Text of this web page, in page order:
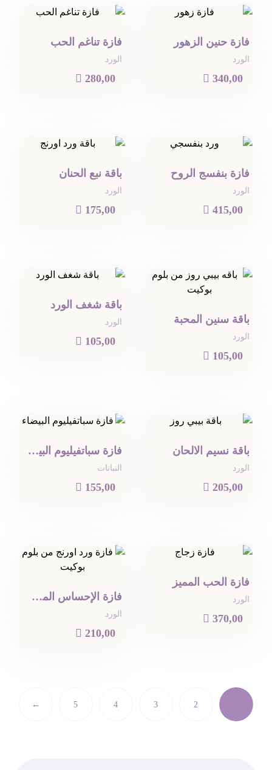
فازة حنين الزهور
الورد
 340,00
فازة تناغم الحب
الورد
 280,00
فازة بنفسج الروح
الورد
 415,00
باقة نبع الحنان
الورد
 175,00
باقة سنين المحبة
الورد
 105,00
باقة شغف الورد
الورد
 105,00
باقة نسيم الالحان
الورد
 205,00
فازة سباتفيليوم البيضاء
النباتات
 155,00
فازة الحب المميز
الورد
 370,00
فازة الإحساس المشتعل
الورد
 210,00
2
3
4
5
←